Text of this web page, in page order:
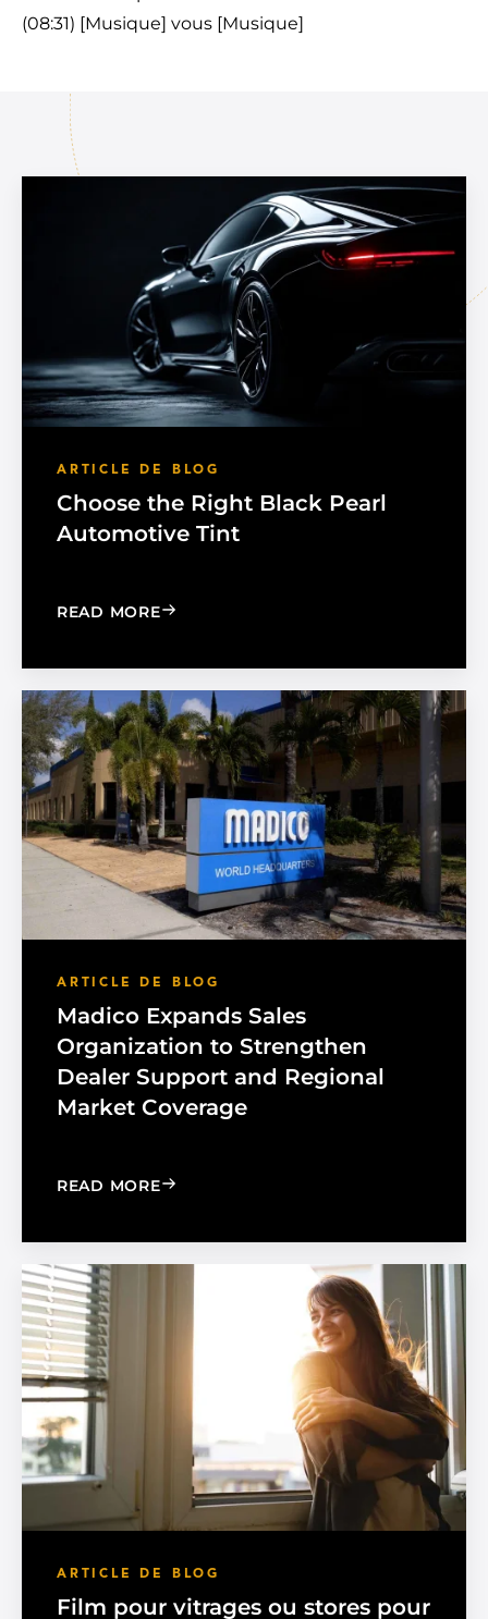
(08:31) [Musique] vous [Musique]
ARTICLE DE BLOG
Choose the Right Black Pearl
Automotive Tint
READ MORE: CHOOSE THE RIGHT BLACK PEARL
ARTICLE DE BLOG
Madico Expands Sales
Organization to Strengthen
Dealer Support and Regional
Market Coverage
READ MORE: MADICO EXPANDS SALES
ARTICLE DE BLOG
Film pour vitrages ou stores pour